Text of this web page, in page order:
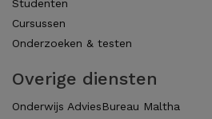
Studenten
Cursussen
Onderzoeken & testen
Overige diensten
Onderwijs AdviesBureau Maltha